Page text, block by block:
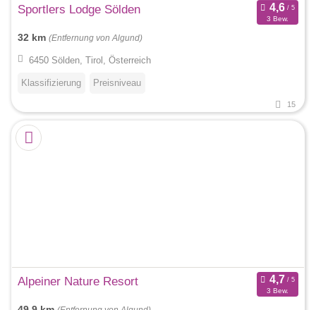
Sportlers Lodge Sölden
3 Bew.
32 km (Entfernung von Algund)
6450 Sölden, Tirol, Österreich
Klassifizierung Preisniveau
15
Alpeiner Nature Resort
3 Bew.